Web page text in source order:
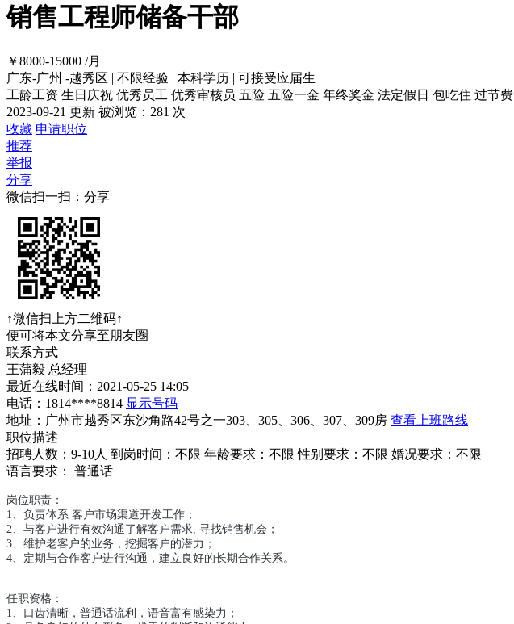
销售工程师储备干部
￥8000-15000 /月
广东-广州 -越秀区 | 不限经验 | 本科学历 | 可接受应届生
工龄工资 生日庆祝 优秀员工 优秀审核员 五险 五险一金 年终奖金 法定假日 包吃住 过节费
2023-09-21 更新 被浏览： 281 次
收藏 申请职位
推荐
举报
分享
微信扫一扫：分享
↑微信扫上方二维码↑
便可将本文分享至朋友圈
联系方式
王蒲毅 总经理
最近在线时间：2021-05-25 14:05
电话： 1814****8814 显示号码
地址：广州市越秀区东沙角路42号之一303、305、306、307、309房 查看上班路线
职位描述
招聘人数：9-10人 到岗时间：不限 年龄要求：不限 性别要求：不限 婚况要求：不限
语言要求： 普通话
岗位职责：
1、负责体系 客户市场渠道开发工作；
2、与客户进行有效沟通了解客户需求, 寻找销售机会；
3、维护老客户的业务，挖掘客户的潜力；
4、定期与合作客户进行沟通，建立良好的长期合作关系。
任职资格：
1、口齿清晰，普通话流利，语音富有感染力；